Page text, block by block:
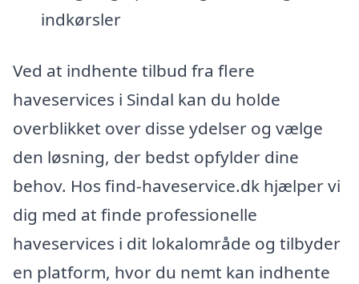
indkørsler
Ved at indhente tilbud fra flere
haveservices i Sindal kan du holde
overblikket over disse ydelser og vælge
den løsning, der bedst opfylder dine
behov. Hos find-haveservice.dk hjælper vi
dig med at finde professionelle
haveservices i dit lokalområde og tilbyder
en platform, hvor du nemt kan indhente